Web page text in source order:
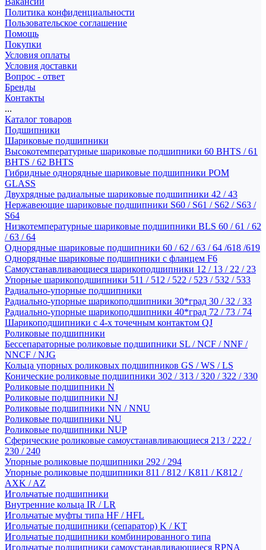
Политика конфиденциальности
Пользовательское соглашение
Помощь
Покупки
Условия оплаты
Условия доставки
Вопрос - ответ
Бренды
Контакты
...
Каталог товаров
Подшипники
Шариковые подшипники
Высокотемпературные шариковые подшипники 60 BHTS / 61
BHTS / 62 BHTS
Гибридные однорядные шариковые подшипники POM
GLASS
Двухрядные радиальные шариковые подшипники 42 / 43
Нержавеющие шариковые подшипники S60 / S61 / S62 / S63 /
S64
Низкотемпературные шариковые подшипники BLS 60 / 61 / 62
/ 63 / 64
Однорядные шариковые подшипники 60 / 62 / 63 / 64 /618 /619
Однорядные шариковые подшипники с фланцем F6
Самоустанавливающиеся шарикоподшипники 12 / 13 / 22 / 23
Упорные шарикоподшипники 511 / 512 / 522 / 523 / 532 / 533
Радиально-упорные подшипники
Радиально-упорные шарикоподшипники 30*град 30 / 32 / 33
Радиально-упорные шарикоподшипники 40*град 72 / 73 / 74
Шарикоподшипники с 4-х точечным контактом QJ
Роликовые подшипники
Бессепараторные роликовые подшипники SL / NCF / NNF /
NNCF / NJG
Кольца упорных роликовых подшипников GS / WS / LS
Конические роликовые подшипники 302 / 313 / 320 / 322 / 330
Роликовые подшипники N
Роликовые подшипники NJ
Роликовые подшипники NN / NNU
Роликовые подшипники NU
Роликовые подшипники NUP
Сферические роликовые самоустанавливающиеся 213 / 222 /
230 / 240
Упорные роликовые подшипники 292 / 294
Упорные роликовые подшипники 811 / 812 / K811 / K812 /
AXK / AZ
Игольчатые подшипники
Внутренние кольца IR / LR
Игольчатые муфты типа HF / HFL
Игольчатые подшипники (сепаратор) K / KT
Игольчатые подшипники комбинированного типа
Игольчатые подшипники самоустанавливающиеся RPNA